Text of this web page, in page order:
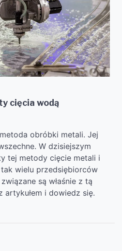
cięcia wodą
obróbki metali. Jej
W dzisiejszym
tej metody cięcie metali i
wielu przedsiębiorców
są właśnie z tą
artykułem i dowiedz się.